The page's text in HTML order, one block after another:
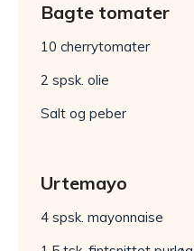
Bagte tomater
10 cherrytomater
2 spsk. olie
Salt og peber
Urtemayo
4 spsk. mayonnaise